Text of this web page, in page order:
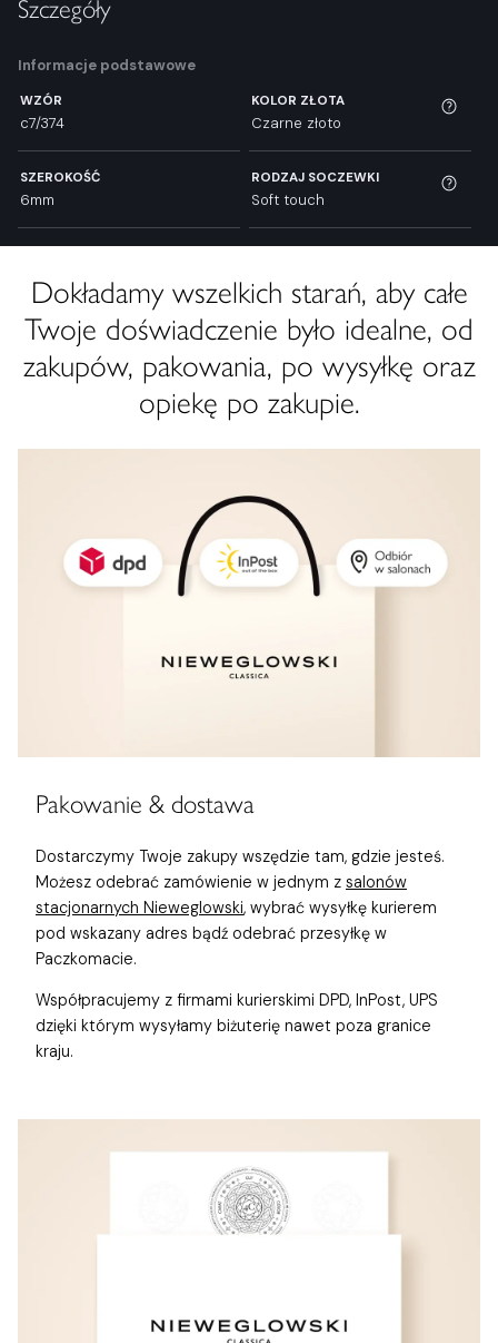
Szczegóły
Informacje podstawowe
WZÓR
c7/374
KOLOR ZŁOTA
Czarne złoto
SZEROKOŚĆ
6mm
RODZAJ SOCZEWKI
Soft touch
Dokładamy wszelkich starań, aby całe
Twoje doświadczenie było idealne, od
zakupów, pakowania, po wysyłkę oraz
opiekę po zakupie.
Pakowanie & dostawa
Dostarczymy Twoje zakupy wszędzie tam, gdzie jesteś.
Możesz odebrać zamówienie w jednym z salonów
stacjonarnych Nieweglowski, wybrać wysyłkę kurierem
pod wskazany adres bądź odebrać przesyłkę w
Paczkomacie.
Współpracujemy z firmami kurierskimi DPD, InPost, UPS
dzięki którym wysyłamy biżuterię nawet poza granice
kraju.